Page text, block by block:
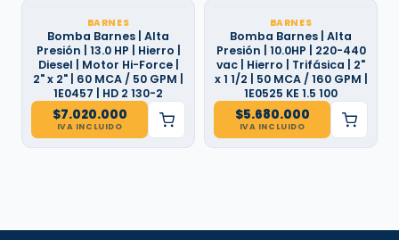
BARNES
Bomba Barnes | Alta
Presión | 13.0 HP | Hierro |
Diesel | Motor Hi-Force |
2" x 2" | 60 MCA / 50 GPM |
1E0457 | HD 2 130-2
$7.020.000
IVA INCLUIDO
BARNES
Bomba Barnes | Alta
Presión | 10.0HP | 220-440
vac | Hierro | Trifásica | 2"
x 1 1/2 | 50 MCA / 160 GPM |
1E0525 KE 1.5 100
$5.680.000
IVA INCLUIDO